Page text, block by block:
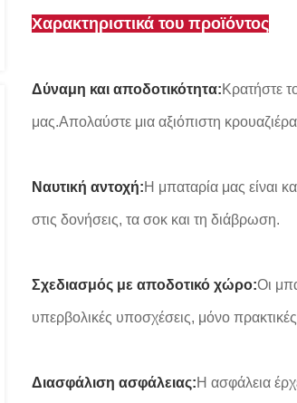
Χαρακτηριστικά του προϊόντος
Δύναμη και αποδοτικότητα:Κρατήστε
μας.Απολαύστε μια αξιόπιστη
Ναυτική αντοχή:Η μπαταρία μας είναι
στις δονήσεις, τα σοκ και τη διάβρωση.
Σχεδιασμός με αποδοτικό χώρο:Οι
υπερβολικές υποσχέσεις, μόνο
Διασφάλιση ασφάλειας:Η ασφάλεια